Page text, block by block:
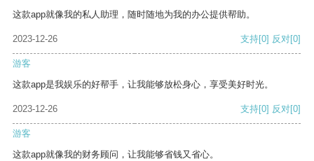
这款app就像我的私人助理，随时随地为我的办公提供帮助。
2023-12-26 支持[0] 反对[0]
游客
这款app是我娱乐的好帮手，让我能够放松身心，享受美好时光。
2023-12-26 支持[0] 反对[0]
游客
这款app就像我的财务顾问，让我能够省钱又省心。